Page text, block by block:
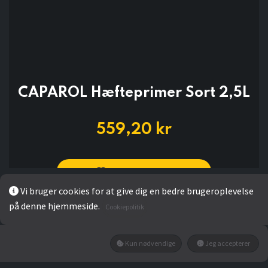
CAPAROL Hæfteprimer Sort 2,5L
559,20 kr
Add to wishlist
Ikke på lager
Vi bruger cookies for at give dig en bedre brugeroplevelse
på denne hjemmeside.
Cookiepolitik
Kun nødvendige Jeg accepterer